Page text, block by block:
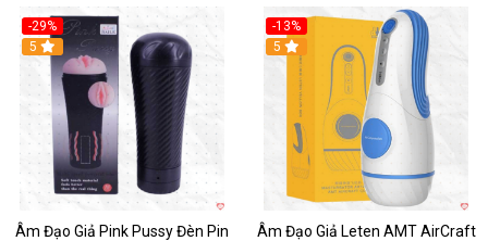
-29%
5
Âm Đạo Giả Pink Pussy Đèn Pin
-13%
5
Âm Đạo Giả Leten AMT AirCraft